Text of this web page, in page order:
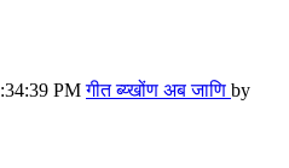
PMगीत ब्य्खोंण अब जाणि by